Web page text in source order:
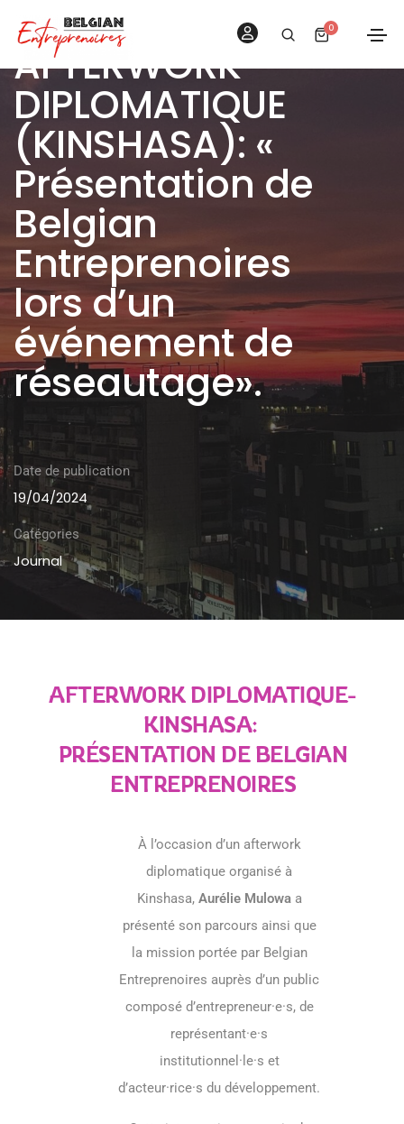
0
AFTERWORK
DIPLOMATIQUE
(KINSHASA): «
Présentation de
Belgian
Entreprenoires
lors d’un
événement de
réseautage».
Date de publication
19/04/2024
Catégories
Journal
AFTERWORK DIPLOMATIQUE-
KINSHASA:
PRÉSENTATION DE BELGIAN
ENTREPRENOIRES
À l’occasion d’un afterwork
diplomatique organisé à
Kinshasa, Aurélie Mulowaa
présenté son parcours ainsi que
la mission portée par Belgian
Entreprenoires auprès d’un public
composé d’entrepreneur·e·s, de
représentant·e·s
institutionnel·le·s et
d’acteur·rice·s du développement.